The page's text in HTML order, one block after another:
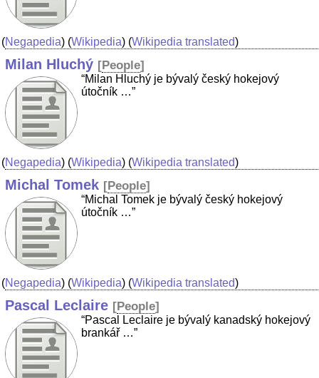
(Negapedia) (Wikipedia) (Wikipedia translated)
Milan Hluchý [People]
“Milan Hluchý je bývalý český hokejový
útočník …”
(Negapedia) (Wikipedia) (Wikipedia translated)
Michal Tomek [People]
“Michal Tomek je bývalý český hokejový
útočník …”
(Negapedia) (Wikipedia) (Wikipedia translated)
Pascal Leclaire [People]
“Pascal Leclaire je bývalý kanadský hokejový
brankář …”